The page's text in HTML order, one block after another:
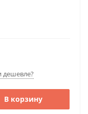
В корзину